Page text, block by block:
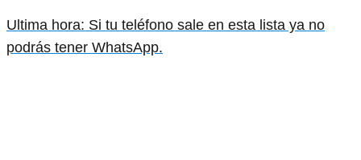
Ultima hora: Si tu teléfono sale en esta lista ya no
podrás tener WhatsApp.